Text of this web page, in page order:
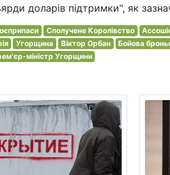
доларів підтримки", як
Сполучене Королівство
Угорщина Віктор Орбан Бойова
міністр Угорщини